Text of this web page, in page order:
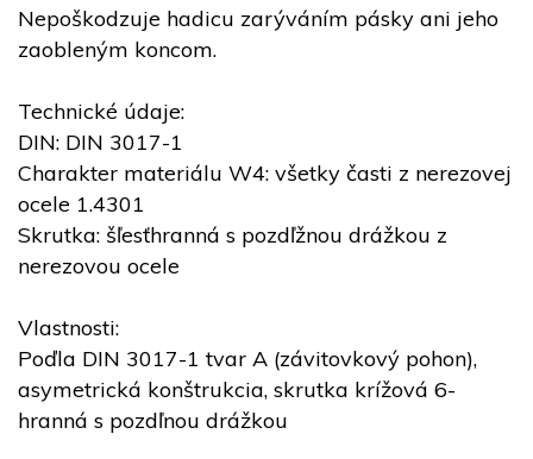
Nepoškodzuje hadicu zarýváním pásky ani jeho
zaobleným koncom.
Technické údaje:
DIN: DIN 3017-1
Charakter materiálu W4: všetky časti z nerezovej
ocele 1.4301
Skrutka: šľesťhranná s pozdľžnou drážkou z
nerezovou ocele
Vlastnosti:
Poďla DIN 3017-1 tvar A (závitovkový pohon),
asymetrická konštrukcia, skrutka krížová 6-
hranná s pozdľnou drážkou